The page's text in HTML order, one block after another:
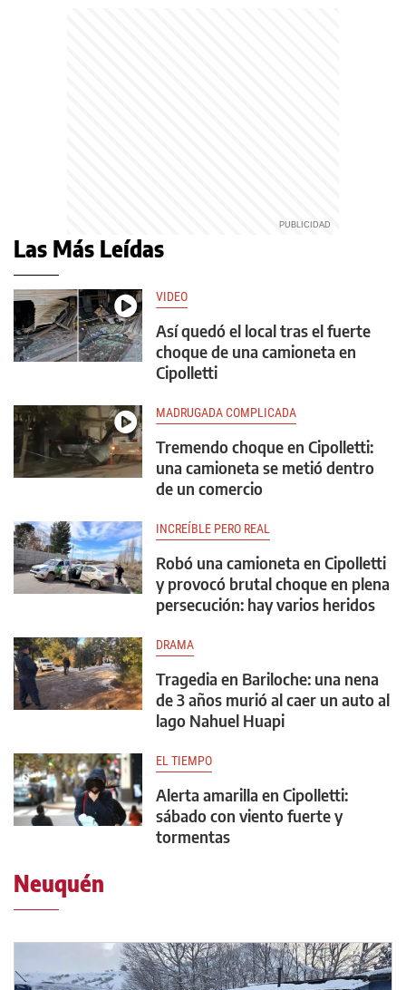
Las Más Leídas
VIDEO
Así quedó el local tras el fuerte
choque de una camioneta en
Cipolletti
MADRUGADA COMPLICADA
Tremendo choque en Cipolletti:
una camioneta se metió dentro
de un comercio
INCREÍBLE PERO REAL
Robó una camioneta en Cipolletti
y provocó brutal choque en plena
persecución: hay varios heridos
DRAMA
Tragedia en Bariloche: una nena
de 3 años murió al caer un auto al
lago Nahuel Huapi
EL TIEMPO
Alerta amarilla en Cipolletti:
sábado con viento fuerte y
tormentas
Neuquén